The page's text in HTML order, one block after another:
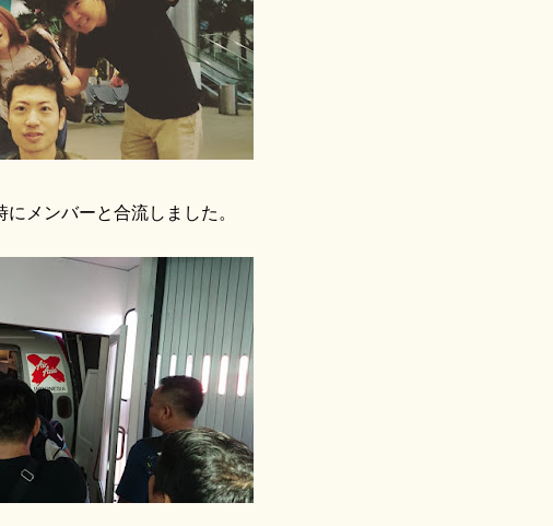
メンバーと合流しました。